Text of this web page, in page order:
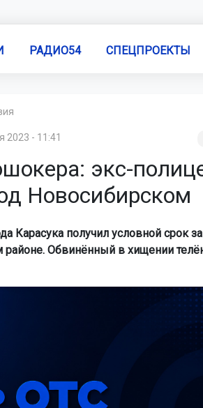
РАДИО54 СПЕЦПРОЕКТЫ
2023 - 11:41
экс-
Новосибирском
Карасука получил условной срок
Обвинённый в хищении